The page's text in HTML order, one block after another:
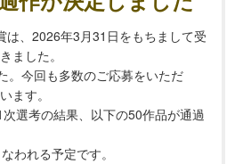
は、2026年3月31日をもちまして受
ました。
。今回も多数のご応募をいただ
ます。
選考の結果、以下の50作品が通過
われる予定です。